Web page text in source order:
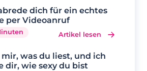
dich für ein echtes
per Videoanruf
Artikel lesen
mir, was du liest, und ich
dir, wie sexy du bist